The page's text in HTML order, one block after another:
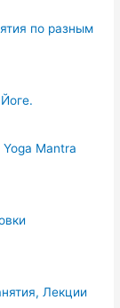
по разным
Mantra
Лекции